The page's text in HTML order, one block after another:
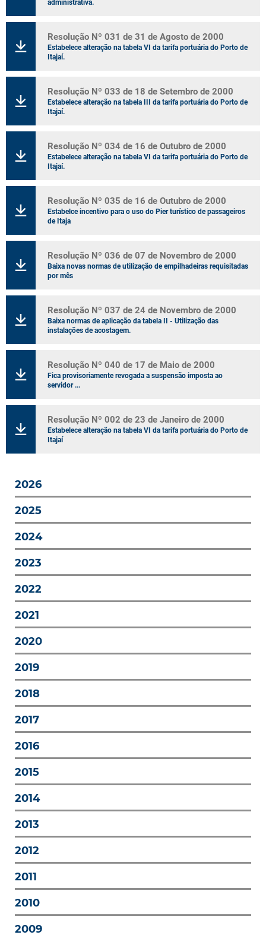
2026
2025
2024
2023
2022
2021
2020
2019
2018
2017
2016
2015
2014
2013
2012
2011
2010
2009
administrativa.
Resolução Nº 031 de 31 de Agosto de 2000
Estabelece alteração na tabela VI da tarifa portuária do Porto de
Itajaí.
Resolução Nº 033 de 18 de Setembro de 2000
Estabelece alteração na tabela III da tarifa portuária do Porto de
Itajaí.
Resolução Nº 034 de 16 de Outubro de 2000
Estabelece alteração na tabela VI da tarifa portuária do Porto de
Itajaí.
Resolução Nº 035 de 16 de Outubro de 2000
Estabelce incentivo para o uso do Pier turístico de passageiros
de Itaja
Resolução Nº 036 de 07 de Novembro de 2000
Baixa novas normas de utilização de empilhadeiras requisitadas
por mês
Resolução Nº 037 de 24 de Novembro de 2000
Baixa normas de aplicação da tabela II - Utilização das
instalações de acostagem.
Resolução Nº 040 de 17 de Maio de 2000
Fica provisoriamente revogada a suspensão imposta ao
servidor ...
Resolução Nº 002 de 23 de Janeiro de 2000
Estabelece alteração na tabela VI da tarifa portuária do Porto de
Itajaí